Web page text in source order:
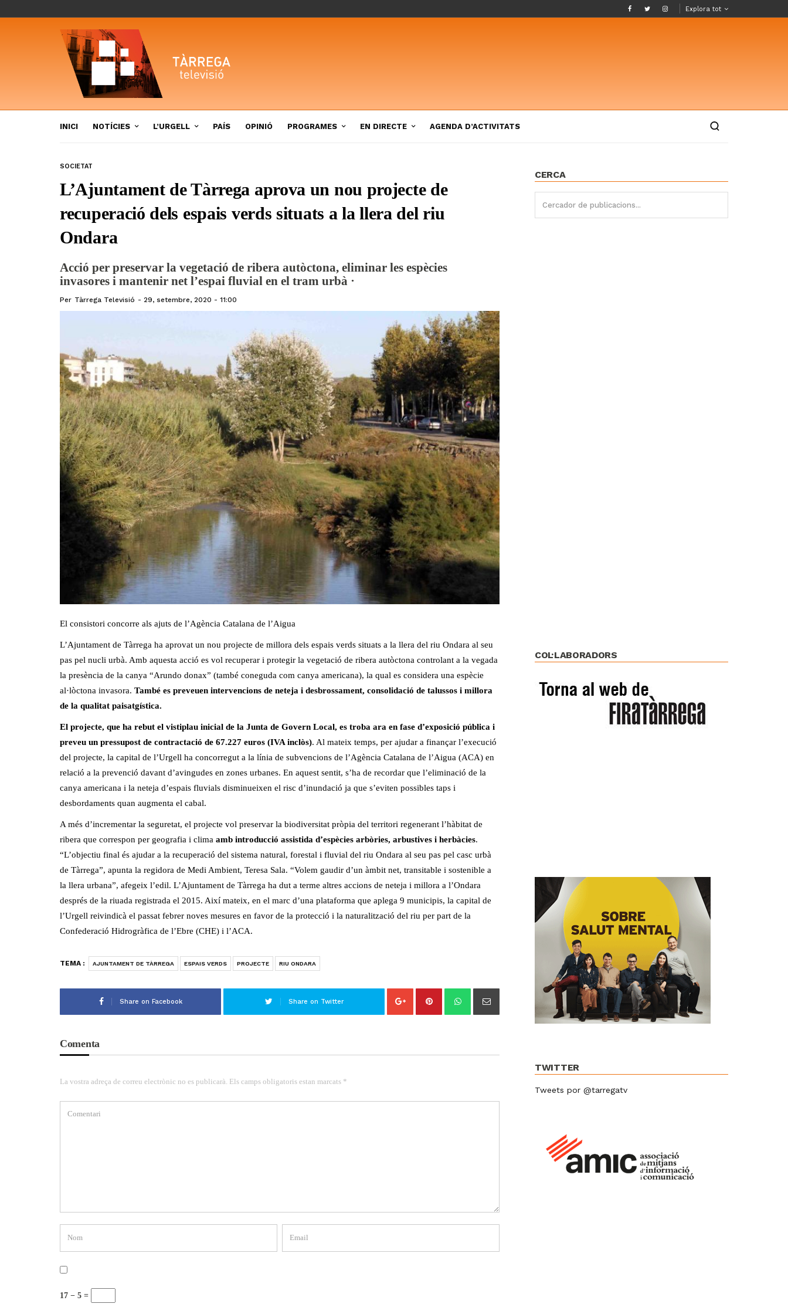
Explora tot
INICI NOTÍCIES L’URGELL PAÍS OPINIÓ PROGRAMES EN DIRECTE AGENDA D’ACTIVITATS
SOCIETAT
L’Ajuntament de Tàrrega aprova un nou projecte de
recuperació dels espais verds situats a la llera del riu
Ondara
Acció per preservar la vegetació de ribera autòctona, eliminar les espècies
invasores i mantenir net l’espai fluvial en el tram urbà ·
Per Tàrrega Televisió 29, setembre, 2020 - 11:00
El consistori concorre als ajuts de l’Agència Catalana de l’Aigua
L’Ajuntament de Tàrrega ha aprovat un nou projecte de millora dels espais verds situats a la llera del riu Ondara al seu
pas pel nucli urbà. Amb aquesta acció es vol recuperar i protegir la vegetació de ribera autòctona controlant a la vegada
la presència de la canya “Arundo donax” (també coneguda com canya americana), la qual es considera una espècie
al·lòctona invasora. També es preveuen intervencions de neteja i desbrossament, consolidació de talussos i millora
de la qualitat paisatgística.
El projecte, que ha rebut el vistiplau inicial de la Junta de Govern Local, es troba ara en fase d’exposició pública i
preveu un pressupost de contractació de 67.227 euros (IVA inclòs). Al mateix temps, per ajudar a finançar l’execució
del projecte, la capital de l’Urgell ha concorregut a la línia de subvencions de l’Agència Catalana de l’Aigua (ACA) en
relació a la prevenció davant d’avingudes en zones urbanes. En aquest sentit, s’ha de recordar que l’eliminació de la
canya americana i la neteja d’espais fluvials disminueixen el risc d’inundació ja que s’eviten possibles taps i
desbordaments quan augmenta el cabal.
A més d’incrementar la seguretat, el projecte vol preservar la biodiversitat pròpia del territori regenerant l’hàbitat de
ribera que correspon per geografia i clima amb introducció assistida d’espècies arbòries, arbustives i herbàcies.
“L’objectiu final és ajudar a la recuperació del sistema natural, forestal i fluvial del riu Ondara al seu pas pel casc urbà
de Tàrrega”, apunta la regidora de Medi Ambient, Teresa Sala. “Volem gaudir d’un àmbit net, transitable i sostenible a
la llera urbana”, afegeix l’edil. L’Ajuntament de Tàrrega ha dut a terme altres accions de neteja i millora a l’Ondara
després de la riuada registrada el 2015. Així mateix, en el marc d’una plataforma que aplega 9 municipis, la capital de
l’Urgell reivindicà el passat febrer noves mesures en favor de la protecció i la naturalització del riu per part de la
Confederació Hidrogràfica de l’Ebre (CHE) i l’ACA.
TEMA : AJUNTAMENT DE TÀRREGA ESPAIS VERDS PROJECTE RIU ONDARA
Share on Facebook Share on Twitter
Comenta
La vostra adreça de correu electrònic no es publicarà. Els camps obligatoris estan marcats *
17 − 5 =
CERCA
COL·LABORADORS
TWITTER
Tweets por @tarregatv